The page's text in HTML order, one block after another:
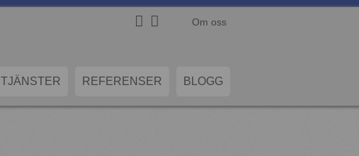
Om oss
TJÄNSTER REFERENSER BLOGG